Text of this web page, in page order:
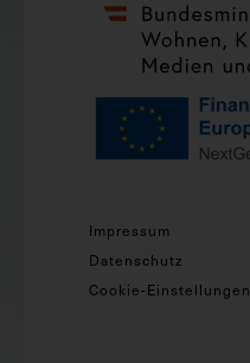
Impressum
Datenschutz
Cookie-Einstellungen